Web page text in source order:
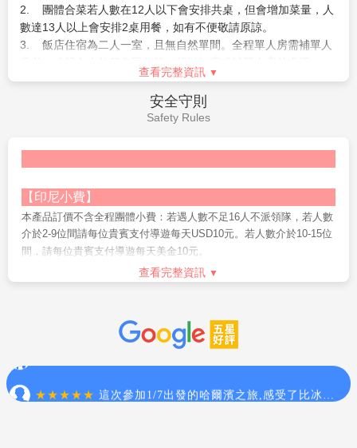
7.
若您有特殊餐食之需求，如素時、不吃牛肉…等，請於報名
時告知服務人員，以便為您安排餐點。飛機上之特殊餐，請務必
班機起飛前７個工作天前告知，否則將來不及作業。
若您無法參加行程中部分項目，如SPA
恕不適用於團體行程)，若於當地取消，則恕無法退費。
可退費之活動以旅行社定義為準。此部分費用為團體優惠價格，
9.
如需求一大床、連通房之特殊房型，請務必報名時先做告
知，因各房型數量有限，恕無法保證一定入住(部份飯店大床房為
升等房型，需加收房費差額)
10.
峇里島Villa房內配備一張大床或二張單人床，未必每個飯店
都可以加床，若飯店可以加床則是在地上加一張單人床墊（無床
架）或簡易床，敬請見諒！
大多以鍋爐加熱產生熱水供應方式為主要的供水方式；於是在同
時段太多人同時使用時，便容易產生所謂的熱水供應不足的狀
使用，都比較不會遇到與大家爭熱水的狀況。
2. 團體合菜若人數在12人以下會安排共桌，但會增加菜量，人
數達13人以上會安排2桌用餐，如有不便敬請原諒。
3. 飯店住宿為二人一室，且無自然單間。全程單人房需補單人
4. 國外飯店大多為1張床房間。您可事先需求１大床房間，但
需視當天飯店住房狀況，確認是否給房。無法100%保證房型。(
部份飯店大床房為升等房型，需加收房費差額 )。
都可以加床，若飯店可以加床則是在地上加一張單人床墊（無床
架）或簡易床，敬請見諒！
6. 若您無法參加行程中部分項目，如SPA、泛舟、出海…等，
請於出發前先告知服務人員，我們將退還部份費用(僅適用加價之
Mini Tour恕不適用於團體行程)，若於當地取消，則恕無法退
費。
7. 可退費之活動以旅行社定義為準。此部分費用為團體優惠價
格，恕無法以標價退費。若12歲以下兒童不包含之項目則不在退
形，若遇飯店滿房，本公司將以同等級飯店取代。但若為飯店保
證入住時段，若取消則會產生取消費用，特此告知。敬請見諒！
人或友人之單獨報名，不便之處，敬請見諒。
查看完整資訊
安全守則
Safety Rules
【印尼小費】
本產品訂價不含全程團體小費：若遇人數不足16人不派領隊，若人數
介於2-9位間請每位貴賓支付導遊每天USD10元。若人數介於10-15位
間，請每位貴賓支付導遊每天美金10元。
有關峇里島的小費說明：東南亞是一個小費國家，小費的給予也是觀
進出飯店行李小費每房RP10000
SPA LULUR 芳療師小費每位貴賓RP10000
查看完整資訊